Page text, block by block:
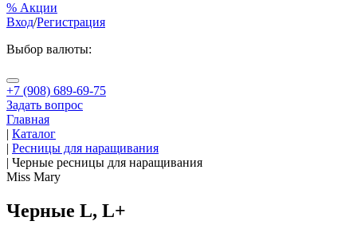
% Акции
Вход/Регистрация
Выбор валюты:
+7 (908) 689-69-75
Задать вопрос
Главная
| Каталог
| Ресницы для наращивания
| Черные ресницы для наращивания
Miss Mary
Черные L, L+